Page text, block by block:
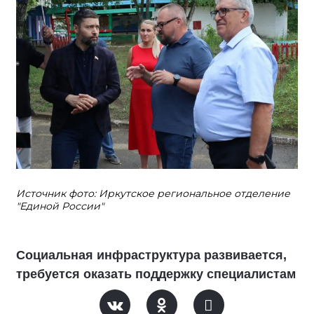
Источник фото: Иркутское региональное отделение
"Единой России"
Социальная инфраструктура развивается,
требуется оказать поддержку специалистам